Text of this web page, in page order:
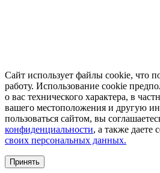
Сайт использует файлы cookie, что
работу. Использование cookie
о вас технического характера, в
вашего местоположения и другую
пользоваться сайтом, вы
конфиденциальности, а также даете
своих персональных данных.
Принять